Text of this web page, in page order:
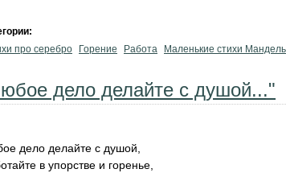
про серебро
Горение Работа Маленькие стихи
дело делайте с душой..."
дело делайте с душой,
в упорстве и горенье,